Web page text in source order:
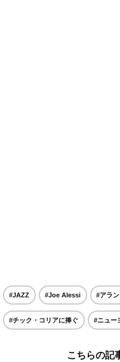
#JAZZ #Joe Alessi #アラ
#チック・コリアに捧ぐ #ニュー
こちらの記